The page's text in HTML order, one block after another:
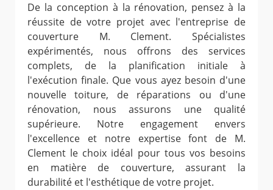
De la conception à la rénovation, pensez à la
réussite de votre projet avec l'entreprise de
couverture M. Clement. Spécialistes
expérimentés, nous offrons des services
complets, de la planification initiale à
l'exécution finale. Que vous ayez besoin d'une
nouvelle toiture, de réparations ou d'une
rénovation, nous assurons une qualité
supérieure. Notre engagement envers
l'excellence et notre expertise font de M.
Clement le choix idéal pour tous vos besoins
en matière de couverture, assurant la
durabilité et l'esthétique de votre projet.